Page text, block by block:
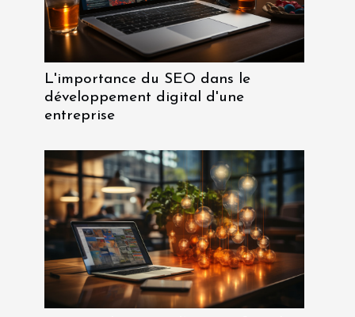
L'importance du SEO dans le
développement digital d'une
entreprise